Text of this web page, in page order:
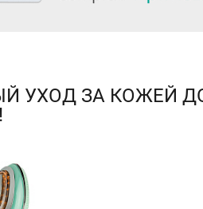
УХОД ЗА КОЖЕЙ